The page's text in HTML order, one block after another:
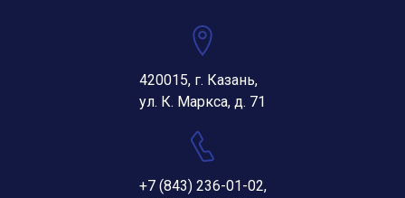
420015, г. Казань,
ул. К. Маркса, д. 71
+7 (843) 236-01-02,